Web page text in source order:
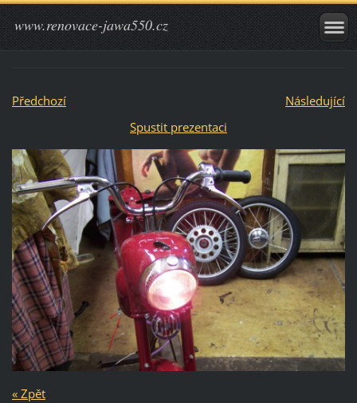
www.renovace-jawa550.cz
Předchozí
Následující
Spustit prezentaci
« Zpět